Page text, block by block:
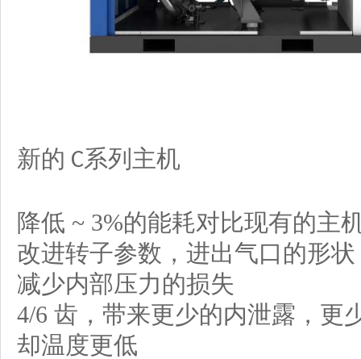
新的 C系列 主机
降低 ~ 3%的能耗对比现有的主
改进转子参数，进出气口的形状
减少内部压力的损失
4/6 齿，带来更少的内泄露，更
却温度更低